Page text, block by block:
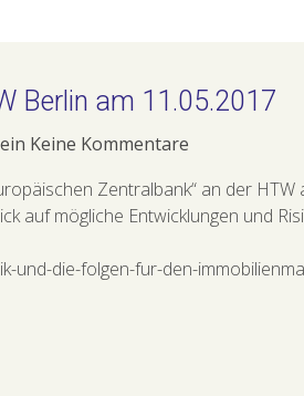
Berlin am 11.05.2017
Keine Kommentare
Zentralbank“ an der
auf mögliche Entwicklungen und
und-die-folgen-fur-den-